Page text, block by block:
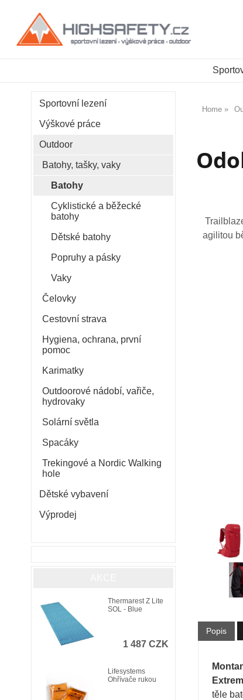
Home
agilitou
Popis
těle
Sportovní lezení
Výškové práce
Outdoor
Batohy, tašky, vaky
Batohy
Cyklistické a běžecké
batohy
Dětské batohy
Popruhy a pásky
Vaky
Čelovky
Cestovní strava
Hygiena, ochrana, první
pomoc
Karimatky
Outdoorové nádobí, vařiče,
hydrovaky
Solární světla
Spacáky
Trekingové a Nordic Walking
hole
Dětské vybavení
Výprodej
Thermarest Z Lite
SOL - Blue
1 487 CZK
Lifesystems
Ohřívače rukou